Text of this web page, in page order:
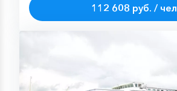
112 608 руб. /